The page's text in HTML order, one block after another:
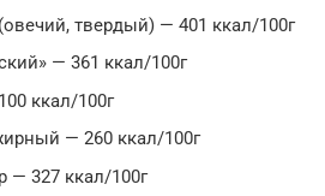
твердый) — 401 ккал/100г
— 361 ккал/100г
ккал/100г
— 260 ккал/100г
— 327 ккал/100г